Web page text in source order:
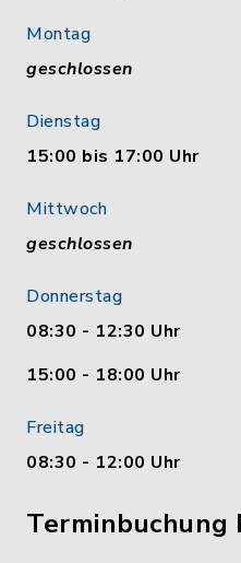
Montag
geschlossen
Dienstag
15:00 bis 17:00 Uhr
Mittwoch
geschlossen
Donnerstag
08:30 - 12:30 Uhr
15:00 - 18:00 Uhr
Freitag
08:30 - 12:00 Uhr
Terminbuchung